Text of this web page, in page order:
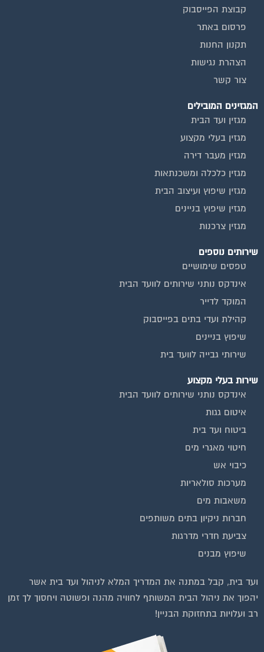
קבוצת הפייסבוק
פרסום באתר
תקנון החנות
הצהרת נגישות
צור קשר
המגזינים המובילים
מגזין ועד הבית
מגזין בעלי מקצוע
מגזין מעבר דירה
מגזין כלכלה ומשכנתאות
מגזין שיפוץ ועיצוב הבית
מגזין שיפוץ בניינים
מגזין צרכנות
שירותים נוספים
טפסים שימושיים
אינדקס נותני שירותים לוועד הבית
המוקד לדייר
קהילת ועדי בתים בפייסבוק
שיפוץ בניינים
שירותי גבייה לוועד בית
שירות בעלי מקצוע
אינדקס נותני שירותים לוועד הבית
איטום גגות
ביטוח ועד בית
חיטוי מאגרי מים
כיבוי אש
מערכות סולאריות
משאבות מים
חברות ניקיון בתים משותפים
צביעת חדרי מדרגות
שיפוץ מבנים
ועד בית, קבל במתנה את המדריך המלא לניהול ועד בית אשר
יהפוך את ניהול הבית המשותף לחוויה מהנה ופשוטה ויחסוך לך זמן
רב ועלויות בתחזוקת הבניין!